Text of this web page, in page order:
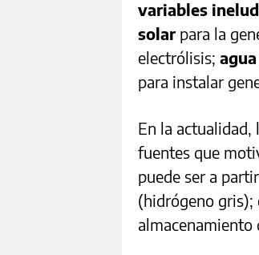
variables
solar para la
electrólisis; agua
para instalar
En la actualidad,
fuentes que
puede ser a
(hidrógeno gris);
almacenamiento